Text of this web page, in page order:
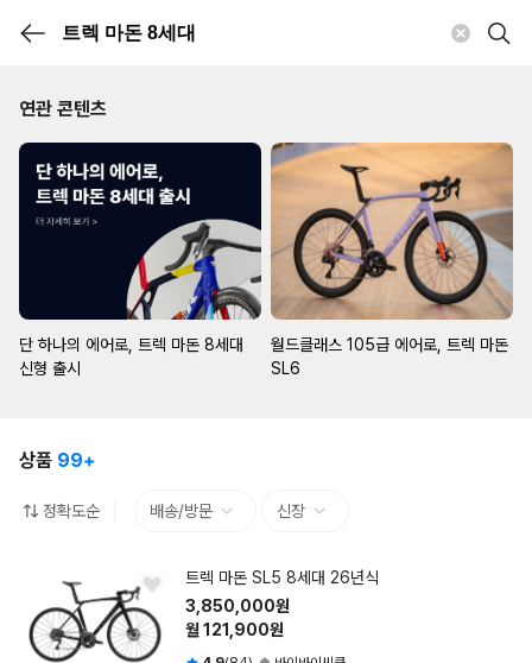
연관 콘텐츠
단 하나의 에어로, 트렉 마돈 8세대
신형 출시
월드클래스 105급 에어로, 트렉 마돈
SL6
상품 99+
정확도순 배송/방문 신장
트렉 마돈 SL5 8세대 26년식
3,850,000원
월 121,900원